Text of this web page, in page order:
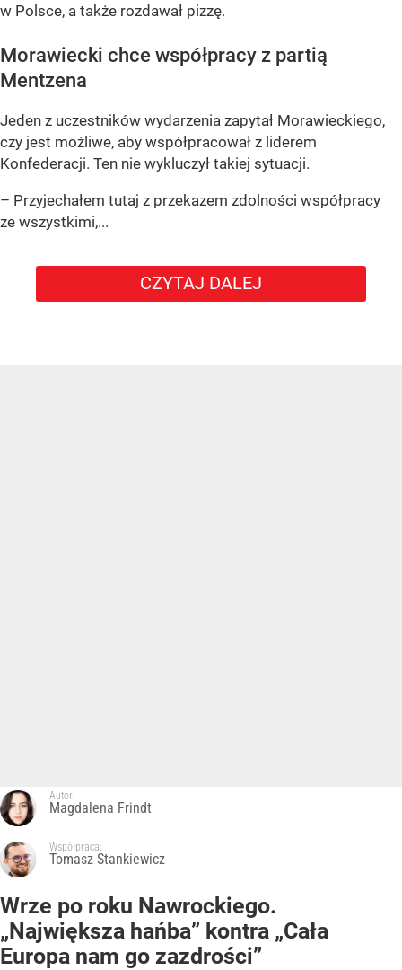
w Polsce, a także rozdawał pizzę.
Morawiecki chce współpracy z partią
Mentzena
Jeden z uczestników wydarzenia zapytał Morawieckiego,
czy jest możliwe, aby współpracował z liderem
Konfederacji. Ten nie wykluczył takiej sytuacji.
– Przyjechałem tutaj z przekazem zdolności współpracy
ze wszystkimi,...
CZYTAJ DALEJ
Autor:
Magdalena Frindt
Współpraca:
Tomasz Stankiewicz
Wrze po roku Nawrockiego.
„Największa hańba” kontra „Cała
Europa nam go zazdrości”